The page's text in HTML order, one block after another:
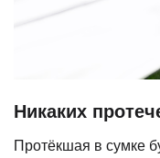
Никаких
Протёкшая в сумке